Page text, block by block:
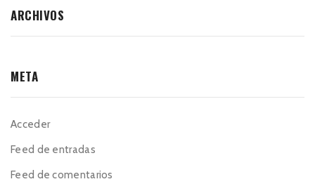
ARCHIVOS
META
Acceder
Feed de entradas
Feed de comentarios